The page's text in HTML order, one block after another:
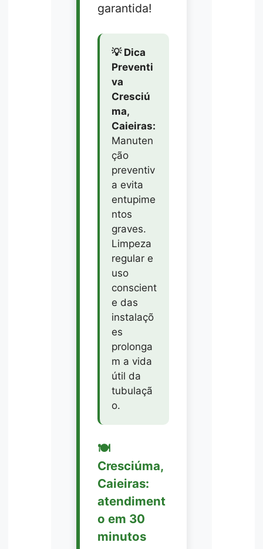
garantida!
💡 Dica
Preventi
va
Cresciú
ma,
Caieiras:
Manuten
ção
preventiv
a evita
entupime
ntos
graves.
Limpeza
regular e
uso
conscient
e das
instalaçõ
es
prolonga
m a vida
útil da
tubulaçã
o.
🍽️
Cresciúma,
Caieiras:
atendiment
o em 30
minutos